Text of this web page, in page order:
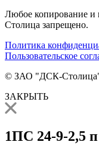
Любое копирование и
Столица запрещено.
Политика
Пользовательское
© ЗАО "ДСК-Столица"
ЗАКРЫТЬ
1ПС 24-9-2,5 п